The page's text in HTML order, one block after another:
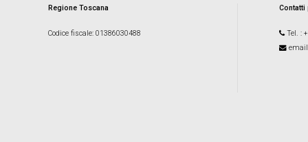
Regione Toscana
Codice fiscale: 01386030488 Tel. :
email